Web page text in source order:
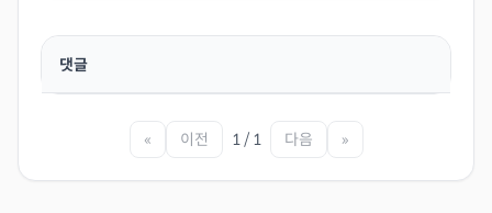
댓글
« 이전 1 / 1 다음 »